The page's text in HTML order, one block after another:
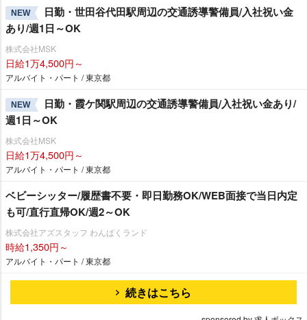
NEW
日勤・世田谷代田駅周辺の交通誘導警備員/入社祝い金
あり/週1日～OK
株式会社MSK
日給1万4,500円～
アルバイト・パート / 東京都
NEW
日勤・霞ケ関駅周辺の交通誘導警備員/入社祝い金あり/
週1日～OK
株式会社MSK
日給1万4,500円～
アルバイト・パート / 東京都
ベビーシッター/履歴書不要・即日勤務OK/WEB面接で当日内定
も可/直行直帰OK/週2～OK
株式会社アズスタッフ わんぱくランド
時給1,350円～
アルバイト・パート / 東京都
続きはこちら